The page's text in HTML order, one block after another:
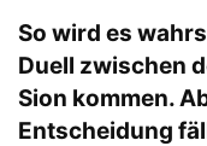
So wird es
Duell zwischen
Sion kommen.
Entscheidung